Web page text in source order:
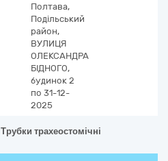
Полтава,
Подільський
район,
ВУЛИЦЯ
ОЛЕКСАНДРА
БІДНОГО,
будинок 2
по 31-12-
2025
трахеостомічні